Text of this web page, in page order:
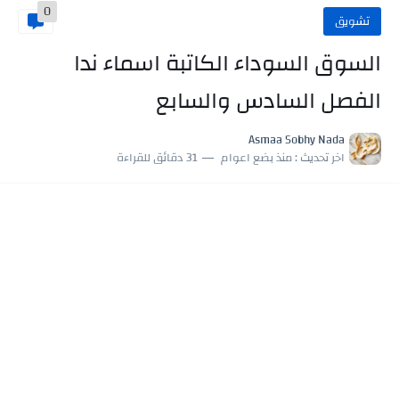
تشويق 0
السوق السوداء الكاتبة اسماء ندا
الفصل السادس والسابع
Asmaa Sobhy Nada
اخر تحديث :منذ بضع اعوام 31 دقائق للقراءة